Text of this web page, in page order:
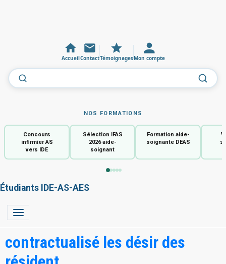
AccueilContactTémoignagesMon compte
NOS FORMATIONS
Concours
infirmier AS
vers IDE
Sélection IFAS
2026 aide-
soignant
Formation aide-
soignante DEAS
Étudiants IDE-AS-AES
contractualisé les désir des